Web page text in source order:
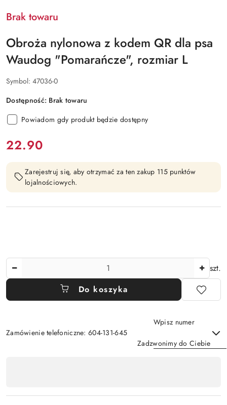
Brak towaru
Obroża nylonowa z kodem QR dla psa
Waudog "Pomarańcze", rozmiar L
Symbol: 47036-0
Dostępność: Brak towaru
Powiadom gdy produkt będzie dostępny
cena:
22.90
Zarejestruj się, aby otrzymać za ten zakup 115 punktów
lojalnościowych.
szt.
Do koszyka
Zamówienie telefoniczne: 604-131-645
Wpisz numer
Zadzwonimy do Ciebie
płatność